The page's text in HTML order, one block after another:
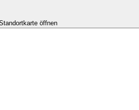
öffnen